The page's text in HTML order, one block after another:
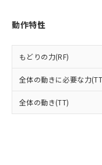
動作特性
もどりの力(RF)
全体の動きに必要な力
全体の動き(TT)
および
品・サ
をご了承
の共同
用者の
とができます。
EU RoHS指令
51物質の非含
※本証明書は